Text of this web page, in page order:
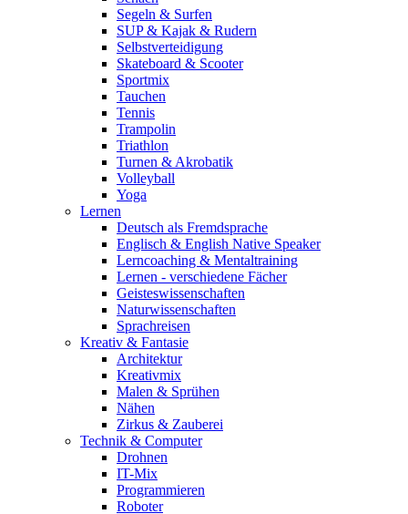
Segeln & Surfen
SUP & Kajak & Rudern
Selbstverteidigung
Skateboard & Scooter
Sportmix
Tauchen
Tennis
Trampolin
Triathlon
Turnen & Akrobatik
Volleyball
Yoga
Lernen
Deutsch als Fremdsprache
Englisch & English Native Speaker
Lerncoaching & Mentaltraining
Lernen - verschiedene Fächer
Geisteswissenschaften
Naturwissenschaften
Sprachreisen
Kreativ & Fantasie
Architektur
Kreativmix
Malen & Sprühen
Nähen
Zirkus & Zauberei
Technik & Computer
Drohnen
IT-Mix
Programmieren
Roboter